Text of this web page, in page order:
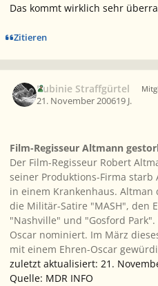
Das kommt wirklich sehr
Zitieren
Rubinie Straffgürtel
21. November 200619 J.
Film-Regisseur Altmann
Der Film-Regisseur Robert
seiner Produktions-Firma starb
in einem Krankenhaus.
die Militär-Satire "MASH", den
"Nashville" und "Gosford
Oscar nominiert. Im März
mit einem Ehren-Oscar
zuletzt aktualisiert: 21.
Quelle: MDR INFO